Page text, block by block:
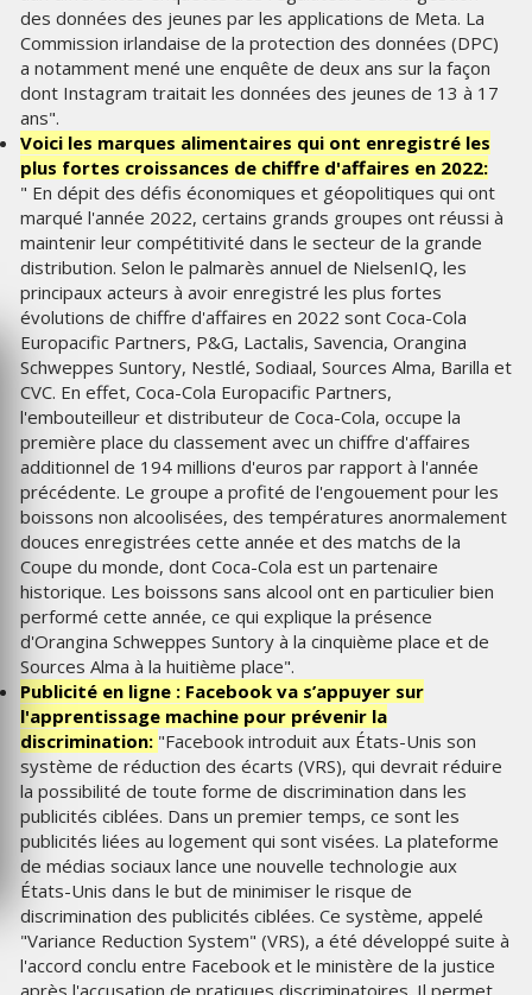
des données des jeunes par les applications de Meta. La
Commission irlandaise de la protection des données (DPC)
a notamment mené une enquête de deux ans sur la façon
dont Instagram traitait les données des jeunes de 13 à 17
ans".
Voici les marques alimentaires qui ont enregistré les
plus fortes croissances de chiffre d'affaires en 2022:
" En dépit des défis économiques et géopolitiques qui ont
marqué l'année 2022, certains grands groupes ont réussi à
maintenir leur compétitivité dans le secteur de la grande
distribution. Selon le palmarès annuel de NielsenIQ, les
principaux acteurs à avoir enregistré les plus fortes
évolutions de chiffre d'affaires en 2022 sont Coca-Cola
Europacific Partners, P&G, Lactalis, Savencia, Orangina
Schweppes Suntory, Nestlé, Sodiaal, Sources Alma, Barilla et
CVC. En effet, Coca-Cola Europacific Partners,
l'embouteilleur et distributeur de Coca-Cola, occupe la
première place du classement avec un chiffre d'affaires
additionnel de 194 millions d'euros par rapport à l'année
précédente. Le groupe a profité de l'engouement pour les
boissons non alcoolisées, des températures anormalement
douces enregistrées cette année et des matchs de la
Coupe du monde, dont Coca-Cola est un partenaire
historique. Les boissons sans alcool ont en particulier bien
performé cette année, ce qui explique la présence
d'Orangina Schweppes Suntory à la cinquième place et de
Sources Alma à la huitième place".
Publicité en ligne : Facebook va s’appuyer sur
l'apprentissage machine pour prévenir la
discrimination: "Facebook introduit aux États-Unis son
système de réduction des écarts (VRS), qui devrait réduire
la possibilité de toute forme de discrimination dans les
publicités ciblées. Dans un premier temps, ce sont les
publicités liées au logement qui sont visées. La plateforme
de médias sociaux lance une nouvelle technologie aux
États-Unis dans le but de minimiser le risque de
discrimination des publicités ciblées. Ce système, appelé
"Variance Reduction System" (VRS), a été développé suite à
l'accord conclu entre Facebook et le ministère de la justice
après l'accusation de pratiques discriminatoires. Il permet